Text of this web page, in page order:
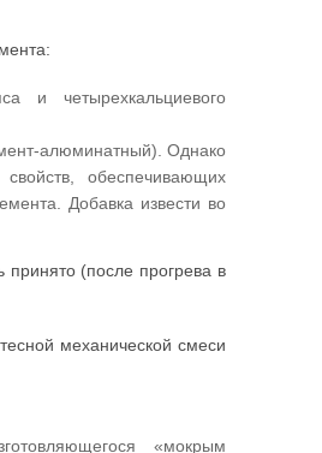
и четырехкальциевого
алюминатный). Однако
обеспечивающих
Добавка извести во
(после прогрева в
механической смеси
«мокрым